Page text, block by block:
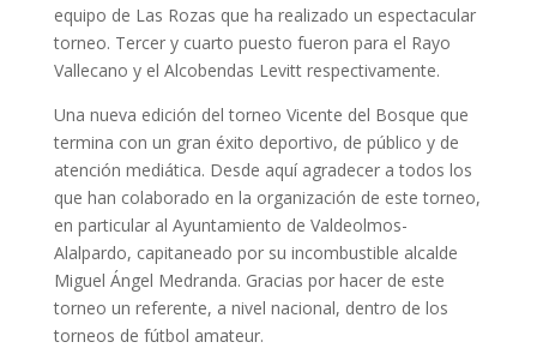
equipo de Las Rozas que ha realizado un espectacular
torneo. Tercer y cuarto puesto fueron para el Rayo
Vallecano y el Alcobendas Levitt respectivamente.
Una nueva edición del torneo Vicente del Bosque que
termina con un gran éxito deportivo, de público y de
atención mediática. Desde aquí agradecer a todos los
que han colaborado en la organización de este torneo,
en particular al Ayuntamiento de Valdeolmos-
Alalpardo, capitaneado por su incombustible alcalde
Miguel Ángel Medranda. Gracias por hacer de este
torneo un referente, a nivel nacional, dentro de los
torneos de fútbol amateur.